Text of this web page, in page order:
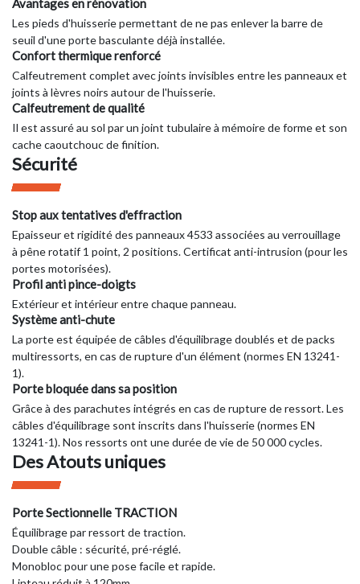
Avantages en rénovation
Les pieds d'huisserie permettant de ne pas enlever la barre de
seuil d'une porte basculante déjà installée.
Confort thermique renforcé
Calfeutrement complet avec joints invisibles entre les panneaux et
joints à lèvres noirs autour de l'huisserie.
Calfeutrement de qualité
Il est assuré au sol par un joint tubulaire à mémoire de forme et son
cache caoutchouc de finition.
Sécurité
Stop aux tentatives d'effraction
Epaisseur et rigidité des panneaux 4533 associées au verrouillage
à pêne rotatif 1 point, 2 positions. Certificat anti-intrusion (pour les
portes motorisées).
Profil anti pince-doigts
Extérieur et intérieur entre chaque panneau.
Système anti-chute
La porte est équipée de câbles d'équilibrage doublés et de packs
multiressorts, en cas de rupture d'un élément (normes EN 13241-
1).
Porte bloquée dans sa position
Grâce à des parachutes intégrés en cas de rupture de ressort. Les
câbles d'équilibrage sont inscrits dans l'huisserie (normes EN
13241-1). Nos ressorts ont une durée de vie de 50 000 cycles.
Des Atouts uniques
Porte Sectionnelle TRACTION
Équilibrage par ressort de traction.
Double câble : sécurité, pré-réglé.
Monobloc pour une pose facile et rapide.